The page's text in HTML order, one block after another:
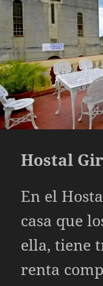
Hostal
En el
casa que
ella, tiene
renta